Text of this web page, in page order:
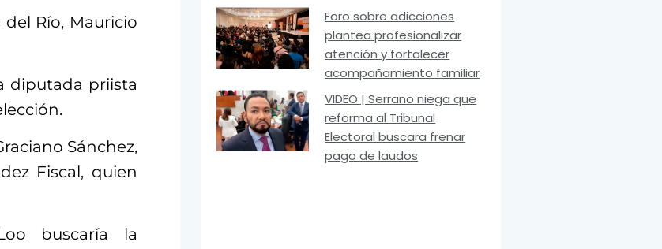
Río, Mauricio
diputada priista
Sánchez,
Fiscal, quien
buscaría la
Foro sobre adicciones
plantea profesionalizar
atención y fortalecer
acompañamiento familiar
VIDEO | Serrano niega que
reforma al Tribunal
Electoral buscara frenar
pago de laudos